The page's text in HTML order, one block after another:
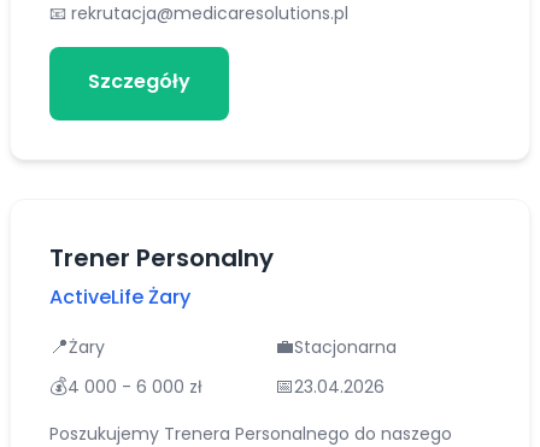
📧 rekrutacja@medicaresolutions.pl
Szczegóły
Trener Personalny
ActiveLife Żary
📍Żary 💼Stacjonarna
💰4 000 - 6 000 zł 📅23.04.2026
Poszukujemy Trenera Personalnego do naszego